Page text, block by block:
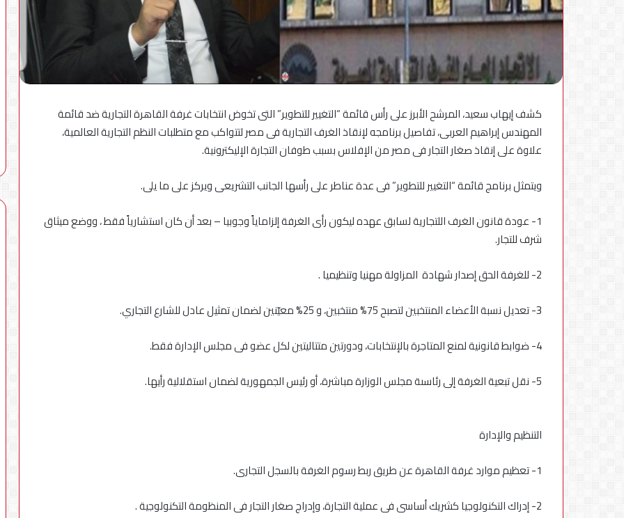
كشف إيهاب سعيد، المرشح الأبرز على رأس قائمة “التغيير للتطوير” التى تخوض انتخابات غرفة القاهرة التجارية ضد قائمة
المهندس إبراهيم العربى، تفاصيل برنامجه لإنقاذ الغرف التجارية فى مصر لتتواكب مع متطلبات النظم التجارية العالمية،
علاوة على إنقاذ صغار التجار فى مصر من الإفلاس بسبب طوفان التجارة الإليكترونية.
ويتمثل برنامج قائمة “التغيير للتطوير” فى عدة عناطر على رأسها الجانب التشريعى ويركز على ما يلى.
1- عودة قانون الغرف اللتجارية لسابق عهده ليكون رأى الغرفة إلزاماياً وجوبيا – بعد أن كان استشارياً فقط ، ووضع ميثاق
شرف للتجار.
2- للغرفة الحق إصدار شهادة المزاولة مهنيا وتنظيميا .
3- تعديل نسبة الأعضاء المنتخبين لتصبح 75% منتخبين، و 25% معيّنين لضمان تمثيل عادل للشارع التجاري.
4- ضوابط قانونية لمنع المتاجرة بالإنتخابات، ودورتين متتاليتين لكل عضو فى مجلس الإدارة فقط.
5- نقل تبعية الغرفة إلى رئاسىة مجلس الوزارة مباشرة، أو رئيس الجمهورية لضمان استقلالية رأيها.
التنظيم والإدارة
1- تعظيم موارد غرفة القاهرة عن طريق ربط رسوم الغرفة بالسجل التجارى.
2- إدراك التكنولوجيا كشريك أساسى فى عملية التجارة، وإدراج صغار التجار فى المنظومة التكنولوجية .
محطات
شحن
بقدرة
180
كيلوواط:
راية
الذكية
وSungrow
تعززان
مكانة
كأسرع
لشحن
المركبات
مصر
5 أغسطس، 2026
محطات شحن بقدرة 180 كيلوواط: راية
للمباني الذكية وSungrow تعززان
مكانة Electra كأسرع شبكة لشحن
المركبات الكهربائية في مصر
لأول
مرة
معارض
فنية
في
«سينما
و«ذا
فاكتوري»
بالشراكة
الإسماعيلية
لأول مرة معارض فنية في «سينما
راديو» و«ذا فاكتوري» بالشراكة مع
شركة الإسماعيلية